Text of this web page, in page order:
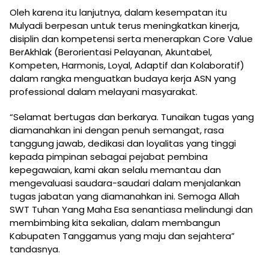
Oleh karena itu lanjutnya, dalam kesempatan itu
Mulyadi berpesan untuk terus meningkatkan kinerja,
disiplin dan kompetensi serta menerapkan Core Value
BerAkhlak (Berorientasi Pelayanan, Akuntabel,
Kompeten, Harmonis, Loyal, Adaptif dan Kolaboratif)
dalam rangka menguatkan budaya kerja ASN yang
professional dalam melayani masyarakat.
“Selamat bertugas dan berkarya. Tunaikan tugas yang
diamanahkan ini dengan penuh semangat, rasa
tanggung jawab, dedikasi dan loyalitas yang tinggi
kepada pimpinan sebagai pejabat pembina
kepegawaian, kami akan selalu memantau dan
mengevaluasi saudara-saudari dalam menjalankan
tugas jabatan yang diamanahkan ini. Semoga Allah
SWT Tuhan Yang Maha Esa senantiasa melindungi dan
membimbing kita sekalian, dalam membangun
Kabupaten Tanggamus yang maju dan sejahtera”
tandasnya.